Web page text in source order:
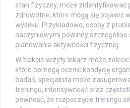
stan fizyczny, może zidentyfikować
zdrowotne, które mogą się pojawić
wysiłku. Przykładowo, osoby z
naczyniowymi powinny szczególnie
planowania aktywności fizycznej.
W trakcie wizyty lekarz może
które pomogą ocenić kondycję
badań, specjalista może
treningu, intensywność oraz
pewność, że rozpoczęcie treningu